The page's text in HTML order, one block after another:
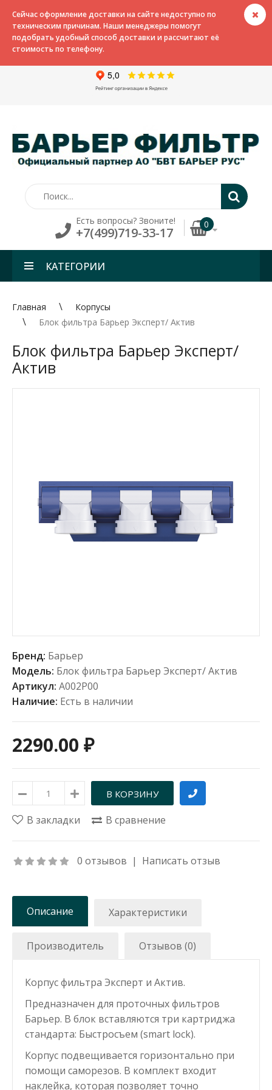
Сейчас оформление доставки на сайте недоступно по
техническим причинам. Наши менеджеры помогут
подобрать удобный способ доставки и рассчитают её
стоимость по телефону.
Есть вопросы? Звоните!
+7(499)719-33-17
0
КАТЕГОРИИ
Главная
Корпусы
Блок фильтра Барьер Эксперт/ Актив
Блок фильтра Барьер Эксперт/
Актив
Бренд: Барьер
Модель: Блок фильтра Барьер Эксперт/ Актив
Артикул: А002Р00
Наличие: Есть в наличии
2290.00 ₽
В закладки В сравнение
0 отзывов | Написать отзыв
Описание Характеристики
Производитель Отзывов (0)
Корпус фильтра Эксперт и Актив.
Предназначен для проточных фильтров
Барьер. В блок вставляются три картриджа
стандарта: Быстросъем (smart lock).
Корпус подвещивается горизонтально при
помощи саморезов. В комплект входит
наклейка, которая позволяет точно